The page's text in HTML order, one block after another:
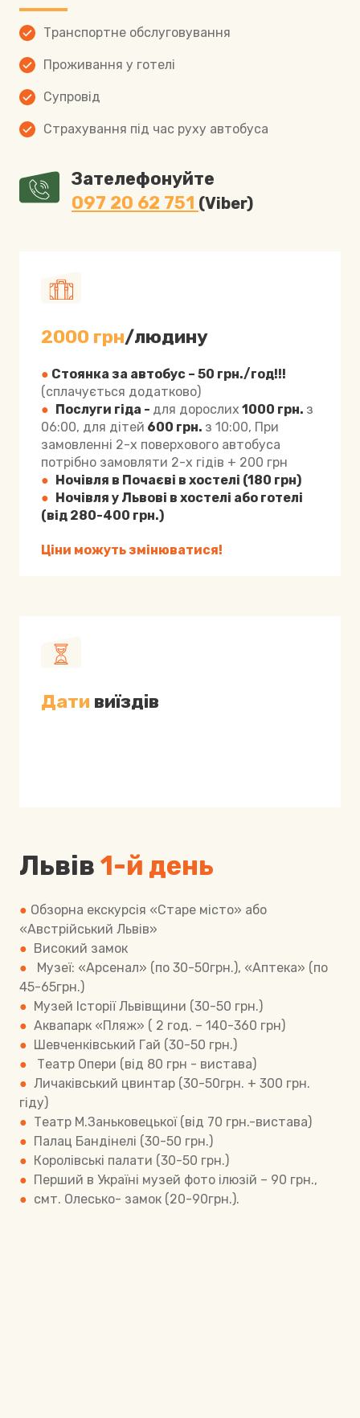
Транспортне обслуговування
Проживання у готелі
Супровід
Страхування під час руху автобуса
Зателефонуйте
097 20 62 751 (Vіber)
2000 грн/людину
● Стоянка за автобус – 50 грн./год!!!
(сплачується додатково)
● Послуги гіда - для дорослих 1000 грн. з
06:00, для дітей 600 грн. з 10:00, При
замовленні 2-х поверхового автобуса
потрібно замовляти 2-х гідів + 200 грн
● Ночівля в Почаєві в хостелі (180 грн)
● Ночівля у Львові в хостелі або готелі
(від 280-400 грн.)
Ціни можуть змінюватися!
Дати виїздів
Львів 1-й день
● Обзорна екскурсія «Старе місто» або
«Австрійський Львів»
● Високий замок
●
Музеї: «Арсенал» (по 30-50грн.), «Аптека» (по
45-65грн.)
● Музей Історії Львівщини (30-50 грн.)
● Аквапарк «Пляж» ( 2 год. – 140-360 грн)
● Шевченківський Гай (30-50 грн.)
●
Театр Опери (від 80 грн - вистава)
● Личаківський цвинтар (30-50грн. + 300 грн.
гіду)
● Театр М.Заньковецької (від 70 грн.-вистава)
● Палац Бандінелі (30-50 грн.)
● Королівські палати (30-50 грн.)
● Перший в Україні музей фото ілюзій – 90 грн.,
● смт. Олесько- замок (20-90грн.).